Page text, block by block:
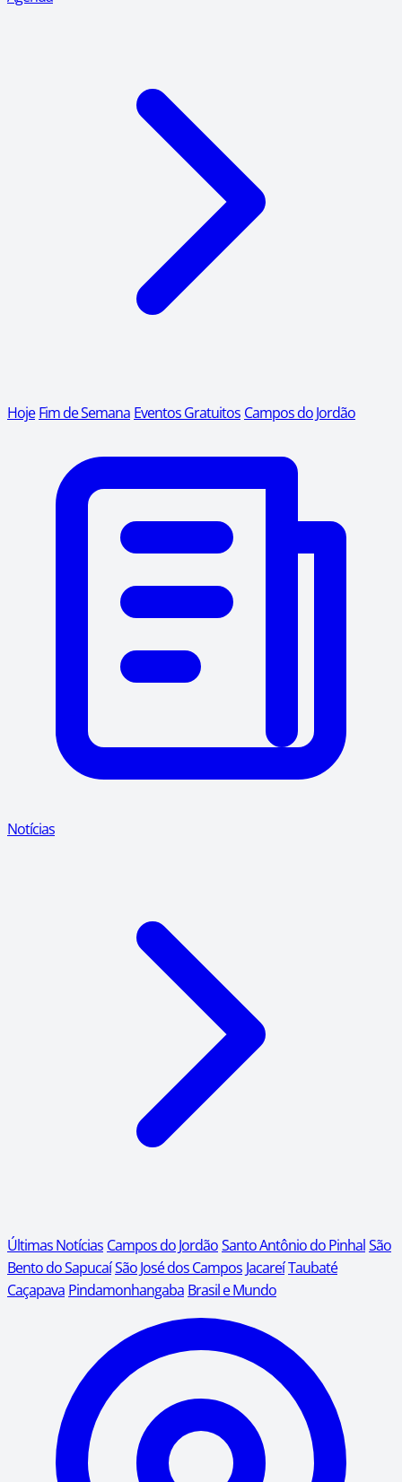
Hoje Fim de Semana Eventos Gratuitos Campos do Jordão
Notícias
Últimas Notícias Campos do JordãoSanto Antônio do PinhalSão
Bento do SapucaíSão José dos Campos JacareíTaubaté
Caçapava Pindamonhangaba Brasil e Mundo